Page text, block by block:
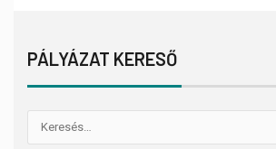
PÁLYÁZAT KERESŐ